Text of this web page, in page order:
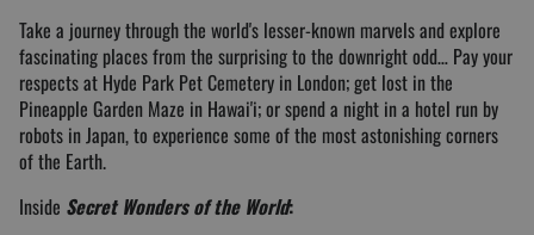
Take a journey through the world's lesser-known marvels and explore
fascinating places from the surprising to the downright odd… Pay your
respects at Hyde Park Pet Cemetery in London; get lost in the
Pineapple Garden Maze in Hawai'i; or spend a night in a hotel run by
robots in Japan, to experience some of the most astonishing corners
of the Earth.
Inside Secret Wonders of the World: